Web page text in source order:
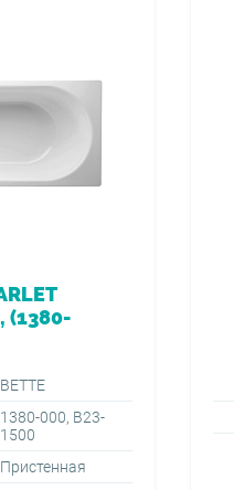
BETTE
1380-000, B23-
1500
Пристенная